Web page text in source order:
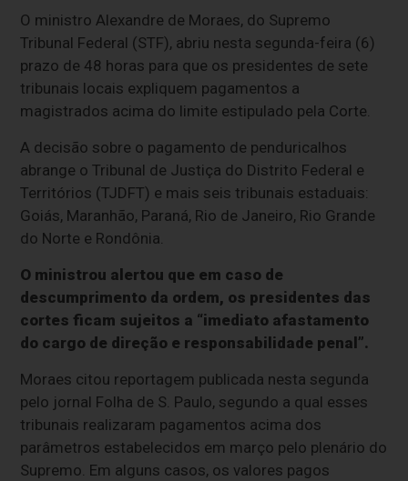
O ministro Alexandre de Moraes, do Supremo
Tribunal Federal (STF), abriu nesta segunda-feira (6)
prazo de 48 horas para que os presidentes de sete
tribunais locais expliquem pagamentos a
magistrados acima do limite estipulado pela Corte.
A decisão sobre o pagamento de penduricalhos
abrange o Tribunal de Justiça do Distrito Federal e
Territórios (TJDFT) e mais seis tribunais estaduais:
Goiás, Maranhão, Paraná, Rio de Janeiro, Rio Grande
do Norte e Rondônia.
O ministrou alertou que em caso de
descumprimento da ordem, os presidentes das
cortes ficam sujeitos a “imediato afastamento
do cargo de direção e responsabilidade penal”.
Moraes citou reportagem publicada nesta segunda
pelo jornal Folha de S. Paulo, segundo a qual esses
tribunais realizaram pagamentos acima dos
parâmetros estabelecidos em março pelo plenário do
Supremo. Em alguns casos, os valores pagos